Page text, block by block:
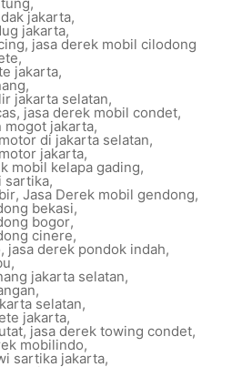
jakarta,
jakarta,
, jasa derek mobil cilodong
,
jakarta,
,
jakarta selatan,
, jasa derek mobil condet,
mogot jakarta,
di jakarta selatan,
jakarta,
mobil kelapa gading,
sartika,
, Jasa Derek mobil gendong,
bekasi,
bogor,
cinere,
, jasa derek pondok indah,
,
jakarta selatan,
,
selatan,
jakarta,
, jasa derek towing condet,
mobilindo,
sartika jakarta,